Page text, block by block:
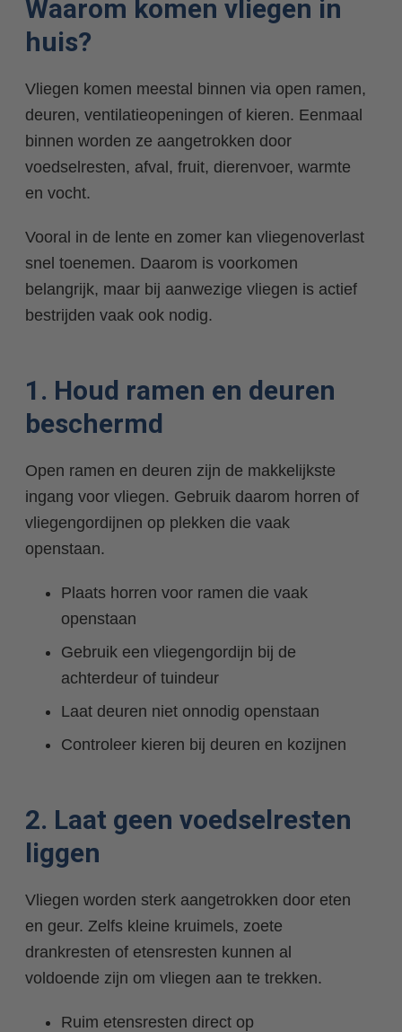
Waarom komen vliegen in
huis?
Vliegen komen meestal binnen via open ramen,
deuren, ventilatieopeningen of kieren. Eenmaal
binnen worden ze aangetrokken door
voedselresten, afval, fruit, dierenvoer, warmte
en vocht.
Vooral in de lente en zomer kan vliegenoverlast
snel toenemen. Daarom is voorkomen
belangrijk, maar bij aanwezige vliegen is actief
bestrijden vaak ook nodig.
1. Houd ramen en deuren
beschermd
Open ramen en deuren zijn de makkelijkste
ingang voor vliegen. Gebruik daarom horren of
vliegengordijnen op plekken die vaak
openstaan.
Plaats horren voor ramen die vaak
openstaan
Gebruik een vliegengordijn bij de
achterdeur of tuindeur
Laat deuren niet onnodig openstaan
Controleer kieren bij deuren en kozijnen
2. Laat geen voedselresten
liggen
Vliegen worden sterk aangetrokken door eten
en geur. Zelfs kleine kruimels, zoete
drankresten of etensresten kunnen al
voldoende zijn om vliegen aan te trekken.
Ruim etensresten direct op